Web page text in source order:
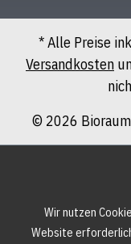
* Alle Preise
Versandkosten
© 2026
Wir nutzen
Website